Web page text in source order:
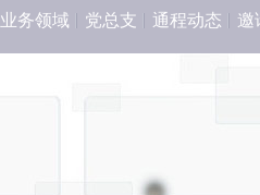
业务领域 党总支 通程动态 邀